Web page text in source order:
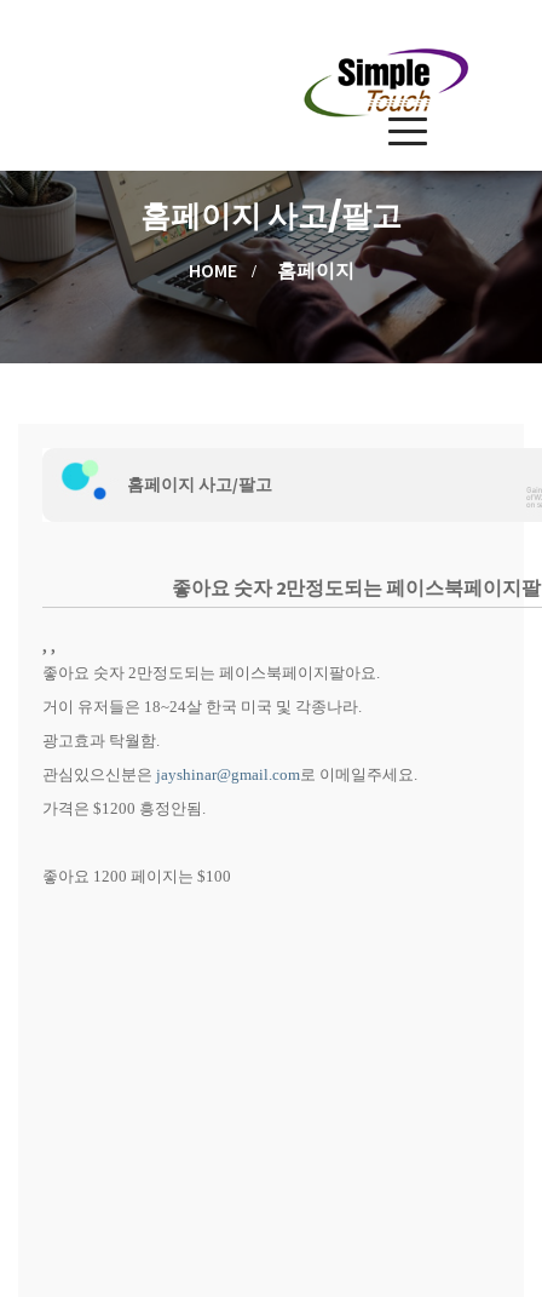
홈페이지 사고/팔고
HOME 홈페이지
홈페이지 사고/팔고
좋아요 숫자 2만정도되는 페이스북페이지
, ,
좋아요 숫자 2만정도되는 페이스북페이지팔아요.
거이 유저들은 18~24살 한국 미국 및 각종나라.
광고효과 탁월함.
관심있으신분은 jayshinar@gmail.com로 이메일주세요.
가격은 $1200 흥정안됨 .
좋아요 1200 페이지는 $100